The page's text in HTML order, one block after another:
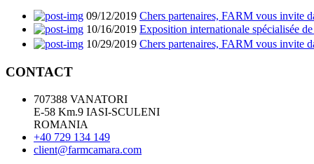
09/12/2019 Chers partenaires, FARM vous invite
10/16/2019 Exposition internationale spécialisée
10/29/2019 Chers partenaires, FARM vous invite
CONTACT
707388 VANATORI
E-58 Km.9 IASI-SCULENI
ROMANIA
+40 729 134 149
client@farmcamara.com